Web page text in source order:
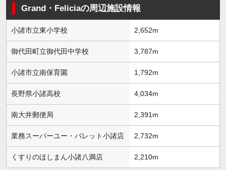
Grand・Feliciaの周辺施設情報
小諸市立東小学校 2,652m
御代田町立御代田中学校 3,787m
小諸市立南保育園 1,792m
長野県小諸高校 4,034m
南大井郵便局 2,391m
業務スーパーユー・パレット小諸店 2,732m
くすりのほしまん小諸八満店 2,210m